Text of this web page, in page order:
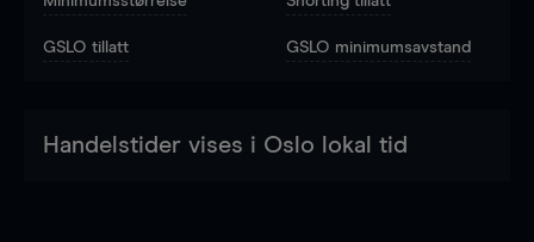
GSLO tillatt GSLO minimumsavstand
Handelstider vises i Oslo lokal tid